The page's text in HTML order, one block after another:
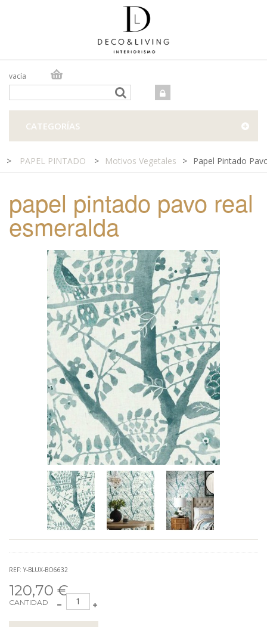
vacía
TIENDA FÍSICA
CATEGORÍAS
> PAPEL PINTADO > Motivos Vegetales > Papel Pintado
papel pintado pavo real
esmeralda
REF: Y-BLUX-BO6632
120,70 €
CANTIDAD